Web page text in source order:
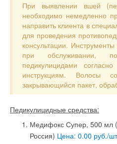
При выявлении вшей
необходимо немедленно
направить клиента в
для проведения
консультации.
при обслуживании,
педикулицидами
инструкциям. Волосы
закрывающийся пакет,
Педикулицидные средства:
Медифокс Супер, 500
Россия) Цена: 0.00 руб./